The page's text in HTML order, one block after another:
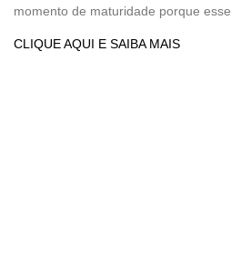
momento de maturidade porque esse
CLIQUE AQUI E SAIBA MAIS